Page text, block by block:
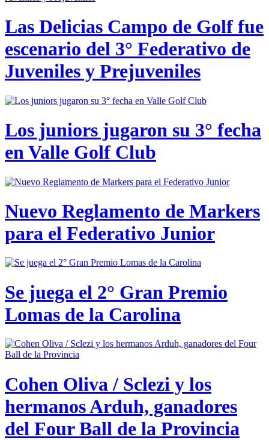
Las Delicias Campo de Golf fue
escenario del 3° Federativo de
Juveniles y Prejuveniles
Los juniors jugaron su 3° fecha
en Valle Golf Club
Nuevo Reglamento de Markers
para el Federativo Junior
Se juega el 2° Gran Premio
Lomas de la Carolina
Cohen Oliva / Sclezi y los
hermanos Arduh, ganadores
del Four Ball de la Provincia